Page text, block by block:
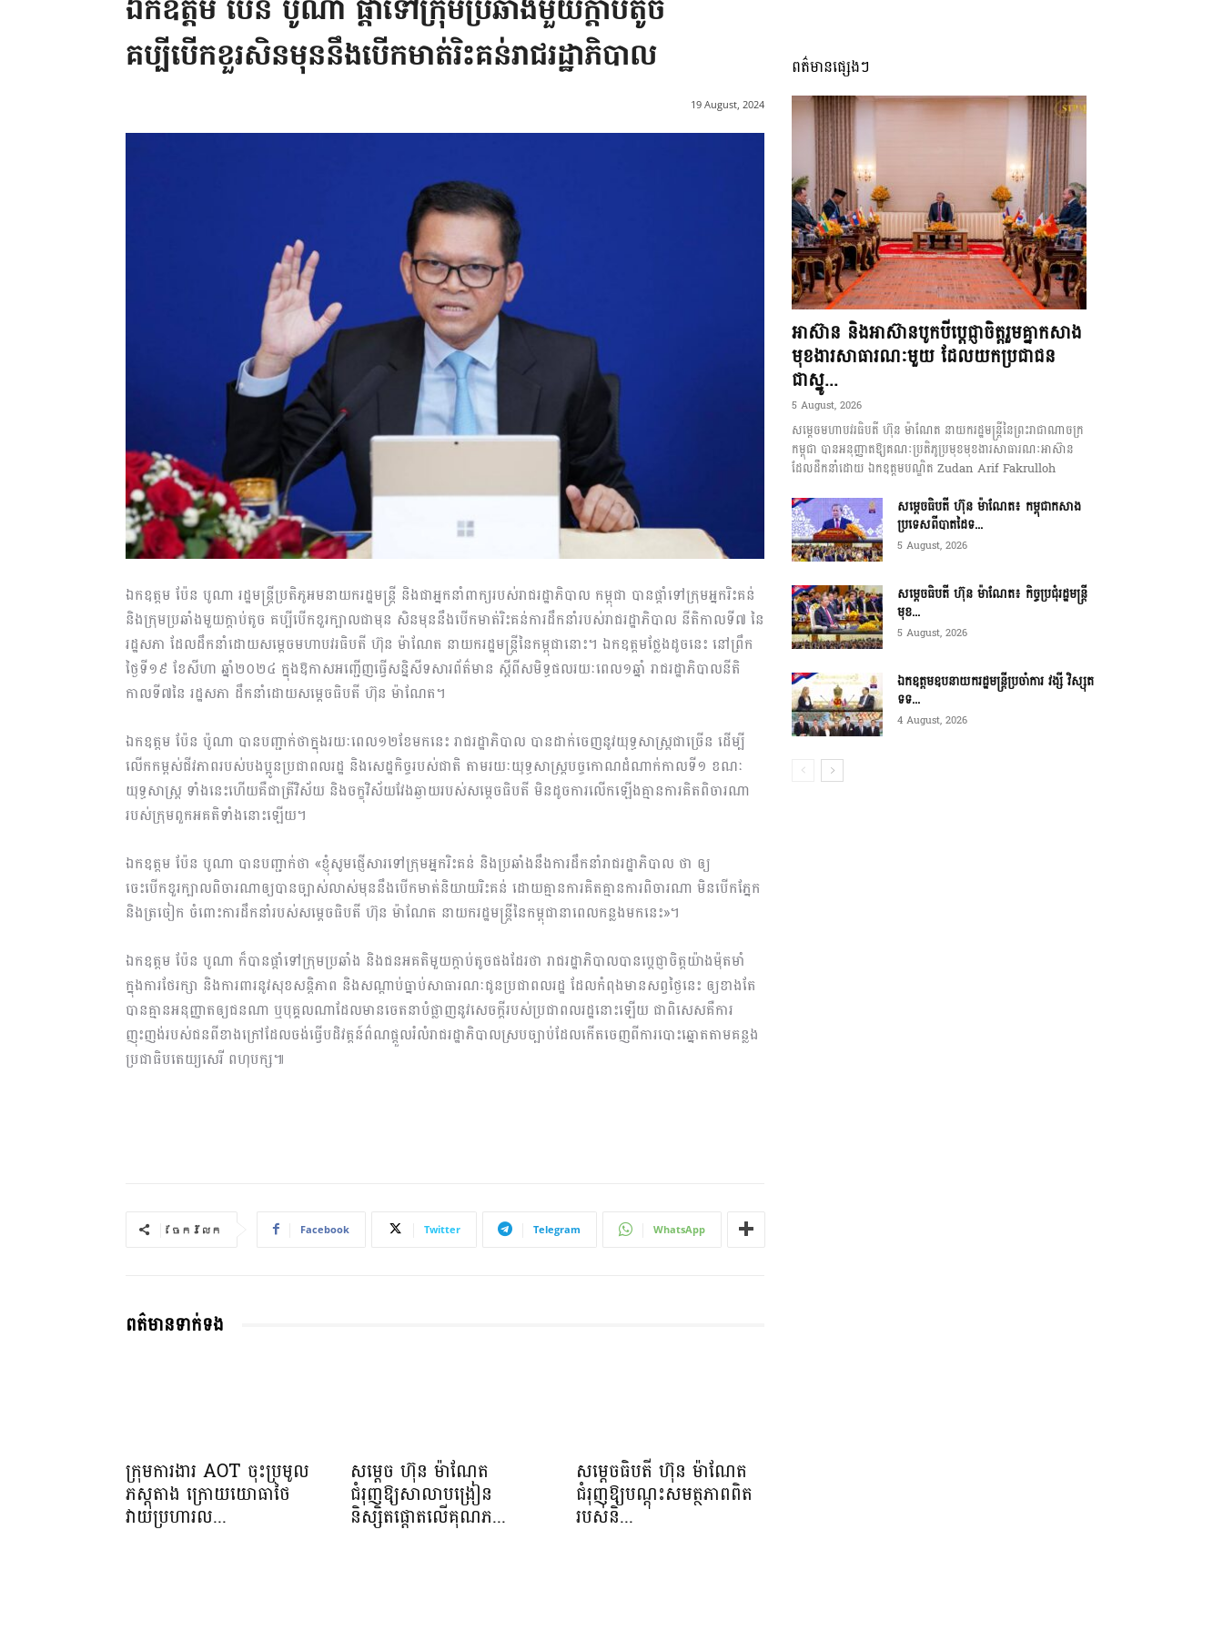
ព័ត៌មាន​
ប្រតិកម្ម
រហ័ស
ឯកឧត្តម ប៉ែន បូណា ផ្តាំទៅក្រុមប្រឆាំងមួយក្តាប់តូច
គប្បីបើកខួរសិនមុននឹងបើកមាត់រិះគន់រាជរដ្ឋាភិបាល
19 August, 2024
ឯកឧត្តម ប៉ែន បូណា រដ្ឋមន្រ្តីប្រតិភូអមនាយករដ្ឋមន្រ្តី និងជាអ្នកនាំពាក្យរបស់រាជរដ្ឋាភិបាល កម្ពុជា បានផ្តាំទៅក្រុមអ្នករិះគន់
និងក្រុមប្រឆាំងមួយក្តាប់តូច គប្បីបើកខួរក្បាលជាមុន សិនមុននឹងបើកមាត់រិះគន់ការដឹកនាំរបស់រាជរដ្ឋាភិបាល នីតិកាលទី៧ នៃ
រដ្ឋសភា ដែលដឹកនាំដោយសម្តេចមហាបវរធិបតី ហ៊ុន ម៉ាណែត នាយករដ្ឋមន្រ្តីនៃកម្ពុជានោះ។ ឯកឧត្តមថ្លែងដូចនេះ នៅព្រឹក
ថ្ងៃទី១៩ ខែសីហា ឆ្នាំ២០២៤ ក្នុងឱកាសអញ្ជើញធ្វើសន្និសីទសារព័ត៌មាន ស្តីពីសមិទ្ធផលរយៈពេល១ឆ្នាំ រាជរដ្ឋាភិបាលនីតិ
កាលទី៧នៃ រដ្ឋសភា ដឹកនាំដោយសម្តេចធិបតី ហ៊ុន ម៉ាណែត។
ឯកឧត្តម ប៉ែន ប៉ូណា បានបញ្ជាក់ថាក្នុងរយៈពេល១២ខែមកនេះ រាជរដ្ឋាភិបាល បានដាក់ចេញនូវយុទ្ធសាស្រ្តជាច្រើន ដើម្បី
លើកកម្ពស់ជីវភាពរបស់បងប្អូនប្រជាពលរដ្ឋ និងសេដ្ឋកិច្ចរបស់ជាតិ តាមរយៈយុទ្ធសាស្រ្តបច្ចកោណដំណាក់កាលទី១ ខណៈ
យុទ្ធសាស្រ្ត ទាំងនេះហើយគឺជាត្រីវិស័យ និងចក្ខុវិស័យវែងឆ្ងាយរបស់សម្តេចធិបតី មិនដូចការលើកឡើងគ្មានការគិតពិចារណា
របស់ក្រុមពួកអគតិទាំងនោះឡើយ។
ឯកឧត្តម ប៉ែន បូណា បានបញ្ជាក់ថា «ខ្ញុំសូមផ្ញើសារទៅក្រុមអ្នករិះគន់ និងប្រឆាំងនឹងការដឹកនាំរាជរដ្ឋាភិបាល ថា ឲ្យ
ចេះបើកខួរក្បាលពិចារណាឲ្យបានច្បាស់លាស់មុននឹងបើកមាត់និយាយរិះគន់ ដោយគ្មានការគិតគ្មានការពិចារណា មិនបើកភ្នែក
និងត្រចៀក ចំពោះការដឹកនាំរបស់សម្តេចធិបតី ហ៊ុន ម៉ាណែត នាយករដ្ឋមន្រ្តីនៃកម្ពុជានាពេលកន្លងមកនេះ»។
ឯកឧត្តម ប៉ែន បូណា ក៏បានផ្តាំទៅក្រុមប្រឆាំង និងជនអគតិមួយក្តាប់តូចផងដែរថា រាជរដ្ឋាភិបាលបានប្តេជ្ញាចិត្តយ៉ាងម៉ុតមាំ
ក្នុងការថែរក្សា និងការពារនូវសុខសន្តិភាព និងសណ្តាប់ធ្នាប់សាធារណៈជូនប្រជាពលរដ្ឋ ដែលកំពុងមានសព្វថ្ងៃនេះ ឲ្យខាងតែ
បានគ្មានអនុញ្ញាតឲ្យជនណា ឬបុគ្គលណាដែលមានចេតនាបំផ្លាញនូវសេចក្តីរបស់ប្រជាពលរដ្ឋនោះឡើយ ជាពិសេសគឺការ
ញុះញង់របស់ជនពីខាងក្រៅដែលចង់ធ្វើបដិវត្តន៍ព៌ណផ្តួលរំលំរាជរដ្ឋាភិបាលស្របច្បាប់ដែលកើតចេញពីការបោះឆ្នោតតាមគន្លង
ប្រជាធិបតេយ្យសេរី ពហុបក្ស៕
ចែករំលែក Facebook Twitter Telegram WhatsApp
ពត៌មានទាក់ទង
ក្រុមការងារ AOT ចុះប្រមូល
ភស្តុតាង ក្រោយយោធាថៃ
វាយប្រហារល...
សម្តេច ហ៊ុន ម៉ាណែត
ជំរុញឱ្យសាលាបង្រៀន
និស្សិតផ្តោតលើគុណភ...
សម្តេចធិបតី ហ៊ុន ម៉ាណែត
ជំរុញឱ្យបណ្តុះសមត្ថភាពពិត
របស់និ...
ពត៌មានផ្សេងៗ
អាស៊ាន និងអាស៊ានបូកបីប្តេជ្ញាចិត្តរួមគ្នាកសាង
មុខងារសាធារណៈមួយ ដែលយកប្រជាជន
ជាស្នូ...
5 August, 2026
សម្តេចមហាបវរធិបតី ហ៊ុន ម៉ាណែត នាយករដ្ឋមន្ត្រីនៃព្រះរាជាណាចក្រ
កម្ពុជា បានអនុញ្ញាតឱ្យគណៈប្រតិភូប្រមុខមុខងារសាធារណៈអាស៊ាន
ដែលដឹកនាំដោយ ឯកឧត្តមបណ្ឌិត Zudan Arif Fakrulloh
សម្ដេចធិបតី ហ៊ុន ម៉ាណែត៖ កម្ពុជាកសាង
ប្រទេសពីបាតដៃទ...
5 August, 2026
សម្ដេចធិបតី ហ៊ុន ម៉ាណែត៖ កិច្ចប្រជុំរដ្ឋមន្ត្រី
មុខ...
5 August, 2026
ឯកឧត្តមឧបនាយករដ្ឋមន្ត្រីប្រចាំការ វង្សី វិស្សុត
ទទ...
4 August, 2026